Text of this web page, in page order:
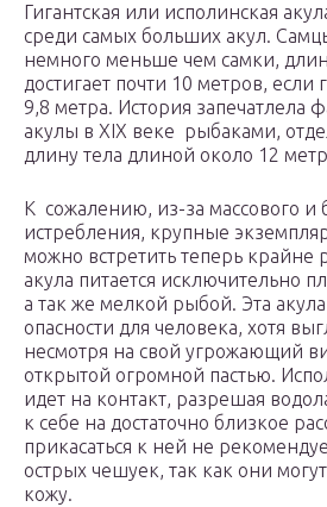
Гигантская или исполинская
среди самых больших акул.
немного меньше чем самки,
достигает почти 10 метров,
9,8 метра. История запечатлела
акулы в XIX веке рыбаками,
длину тела длиной около 12
К сожалению, из-за массового и
истребления, крупные
можно встретить теперь крайне
акула питается исключительно
а так же мелкой рыбой. Эта
опасности для человека, хотя
несмотря на свой угрожающий
открытой огромной пастью.
идет на контакт, разрешая
к себе на достаточно близкое
прикасаться к ней не
острых чешуек, так как они
кожу.